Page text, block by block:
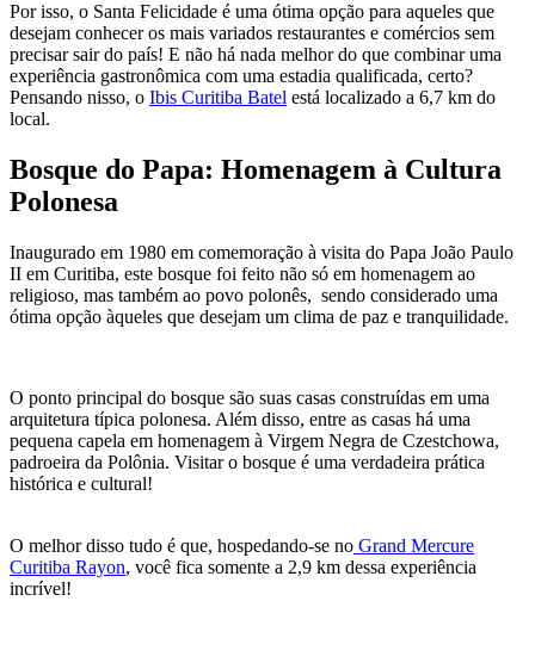
Por isso, o Santa Felicidade é uma ótima opção para aqueles que
desejam conhecer os mais variados restaurantes e comércios sem
precisar sair do país! E não há nada melhor do que combinar uma
experiência gastronômica com uma estadia qualificada, certo?
Pensando nisso, o Ibis Curitiba Batel está localizado a 6,7 km do
local.
Bosque do Papa: Homenagem à Cultura
Polonesa
Inaugurado em 1980 em comemoração à visita do Papa João Paulo
II em Curitiba, este bosque foi feito não só em homenagem ao
religioso, mas também ao povo polonês, sendo considerado uma
ótima opção àqueles que desejam um clima de paz e tranquilidade.
O ponto principal do bosque são suas casas construídas em uma
arquitetura típica polonesa. Além disso, entre as casas há uma
pequena capela em homenagem à Virgem Negra de Czestchowa,
padroeira da Polônia. Visitar o bosque é uma verdadeira prática
histórica e cultural!
O melhor disso tudo é que, hospedando-se no Grand Mercure
Curitiba Rayon, você fica somente a 2,9 km dessa experiência
incrível!